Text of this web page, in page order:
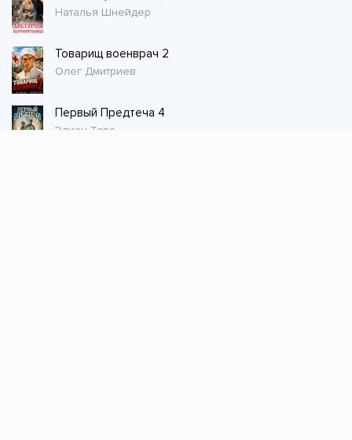
Наталья Шнейдер
Товарищ военврач 2
Олег Дмитриев
Первый Предтеча 4
Элиан Тарс